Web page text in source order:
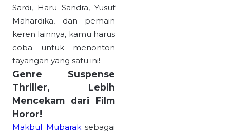
Sardi, Haru Sandra, Yusuf
Mahardika, dan pemain
keren lainnya, kamu harus
coba untuk menonton
tayangan yang satu ini!
Genre Suspense
Thriller, Lebih
Mencekam dari Film
Horor!
Makbul Mubaraksebagai